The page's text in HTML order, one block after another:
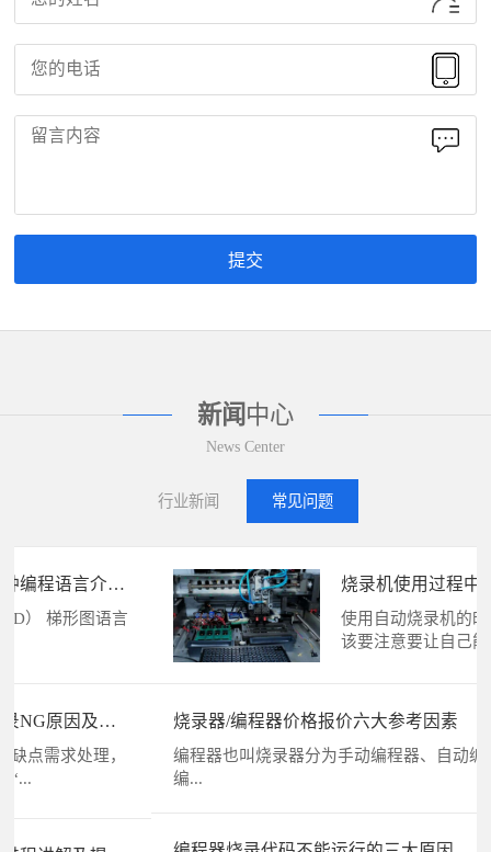
新闻 中心
News Center
行业新闻 常见问题
烧录机使用过程中如何避免故
障？
使用自动烧录机的时候，那大家应
该要注意要让自己能够...
烧录器/编程器价格报价六大参考因素
编程器也叫烧录器分为手动编程器、自动编程器，手动